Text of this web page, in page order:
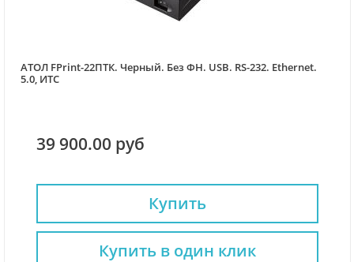
АТОЛ FPrint-22ПТК. Черный. Без ФН. USB. RS-232. Ethernet.
5.0, ИТС
39 900.00 руб
Купить
Купить в один клик